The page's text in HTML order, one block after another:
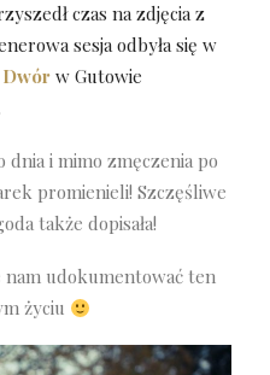
czas na zdjęcia z
sesja odbyła się w
Dwór w Gutowie
i mimo zmęczenia po
promienieli! Szczęśliwe
także dopisała!
udokumentować ten
życiu